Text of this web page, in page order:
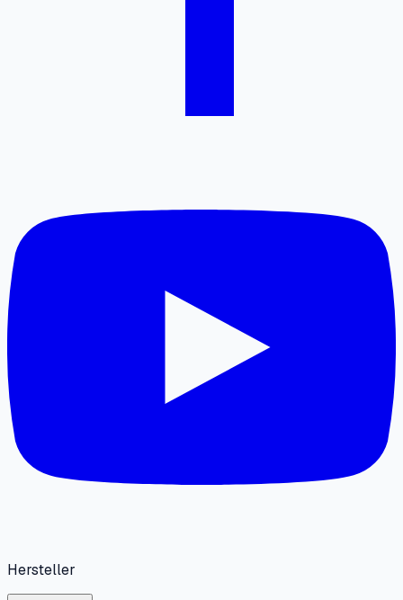
Hersteller